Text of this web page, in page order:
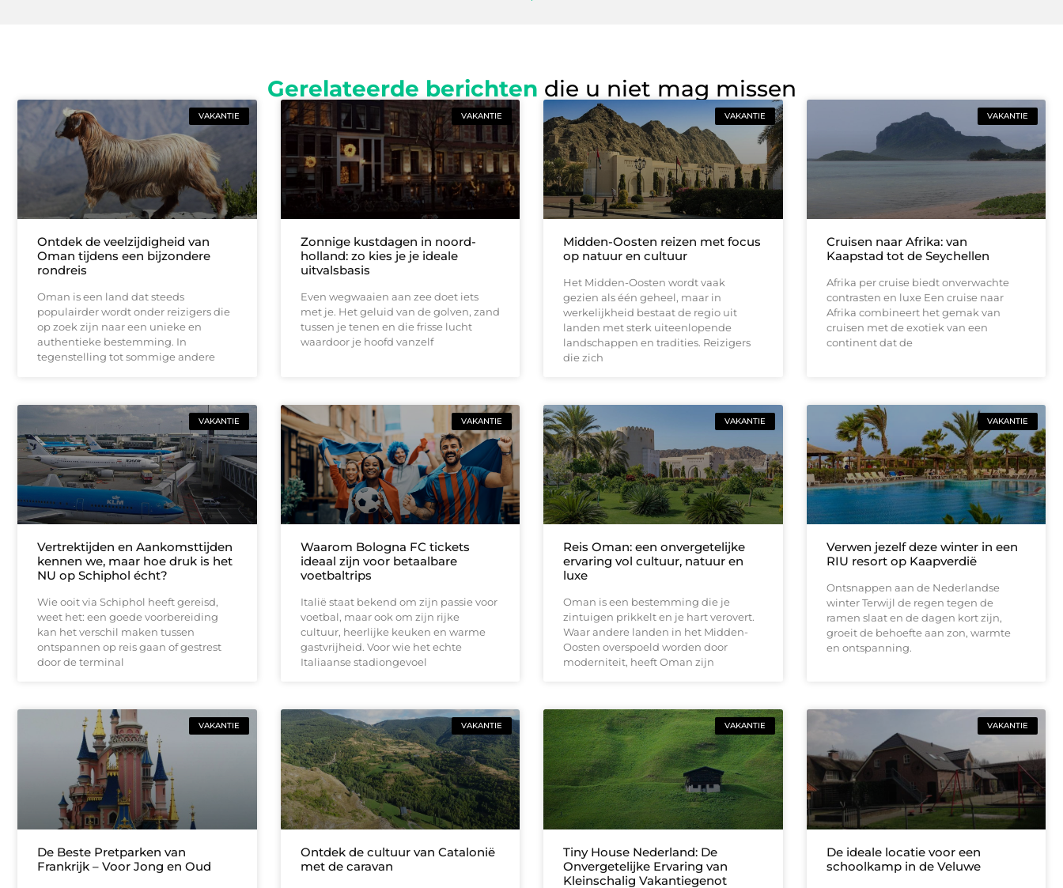
Gerelateerde berichten die u niet mag missen
VAKANTIE
Ontdek de veelzijdigheid van
Oman tijdens een bijzondere
rondreis
Oman is een land dat steeds
populairder wordt onder reizigers die
op zoek zijn naar een unieke en
authentieke bestemming. In
tegenstelling tot sommige andere
VAKANTIE
Zonnige kustdagen in noord-
holland: zo kies je je ideale
uitvalsbasis
Even wegwaaien aan zee doet iets
met je. Het geluid van de golven, zand
tussen je tenen en die frisse lucht
waardoor je hoofd vanzelf
VAKANTIE
Midden-Oosten reizen met focus
op natuur en cultuur
Het Midden-Oosten wordt vaak
gezien als één geheel, maar in
werkelijkheid bestaat de regio uit
landen met sterk uiteenlopende
landschappen en tradities. Reizigers
die zich
VAKANTIE
Cruisen naar Afrika: van
Kaapstad tot de Seychellen
Afrika per cruise biedt onverwachte
contrasten en luxe Een cruise naar
Afrika combineert het gemak van
cruisen met de exotiek van een
continent dat de
VAKANTIE
Vertrektijden en Aankomsttijden
kennen we, maar hoe druk is het
NU op Schiphol écht?
Wie ooit via Schiphol heeft gereisd,
weet het: een goede voorbereiding
kan het verschil maken tussen
ontspannen op reis gaan of gestrest
door de terminal
VAKANTIE
Waarom Bologna FC tickets
ideaal zijn voor betaalbare
voetbaltrips
Italië staat bekend om zijn passie voor
voetbal, maar ook om zijn rijke
cultuur, heerlijke keuken en warme
gastvrijheid. Voor wie het echte
Italiaanse stadiongevoel
VAKANTIE
Reis Oman: een onvergetelijke
ervaring vol cultuur, natuur en
luxe
Oman is een bestemming die je
zintuigen prikkelt en je hart verovert.
Waar andere landen in het Midden-
Oosten overspoeld worden door
moderniteit, heeft Oman zijn
VAKANTIE
Verwen jezelf deze winter in een
RIU resort op Kaapverdië
Ontsnappen aan de Nederlandse
winter Terwijl de regen tegen de
ramen slaat en de dagen kort zijn,
groeit de behoefte aan zon, warmte
en ontspanning.
VAKANTIE
De Beste Pretparken van
Frankrijk – Voor Jong en Oud
VAKANTIE
Ontdek de cultuur van Catalonië
met de caravan
VAKANTIE
Tiny House Nederland: De
Onvergetelijke Ervaring van
Kleinschalig Vakantiegenot
VAKANTIE
De ideale locatie voor een
schoolkamp in de Veluwe